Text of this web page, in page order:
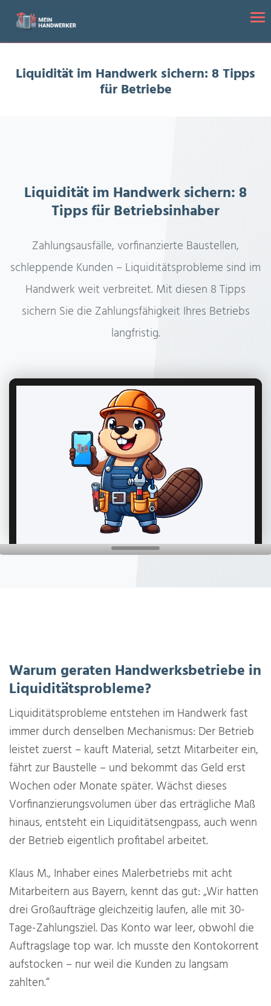
Startseite
Liquidität im Handwerk sichern: 8 Tipps
für Betriebe
Liquidität im Handwerk sichern: 8
Tipps für Betriebsinhaber
Zahlungsausfälle, vorfinanzierte Baustellen,
schleppende Kunden – Liquiditätsprobleme sind im
Handwerk weit verbreitet. Mit diesen 8 Tipps
sichern Sie die Zahlungsfähigkeit Ihres Betriebs
langfristig.
Warum geraten Handwerksbetriebe in
Liquiditätsprobleme?
Liquiditätsprobleme entstehen im Handwerk fast
immer durch denselben Mechanismus: Der Betrieb
leistet zuerst – kauft Material, setzt Mitarbeiter ein,
fährt zur Baustelle – und bekommt das Geld erst
Wochen oder Monate später. Wächst dieses
Vorfinanzierungsvolumen über das erträgliche Maß
hinaus, entsteht ein Liquiditätsengpass, auch wenn
der Betrieb eigentlich profitabel arbeitet.
Klaus M., Inhaber eines Malerbetriebs mit acht
Mitarbeitern aus Bayern, kennt das gut: „Wir hatten
drei Großaufträge gleichzeitig laufen, alle mit 30-
Tage-Zahlungsziel. Das Konto war leer, obwohl die
Auftragslage top war. Ich musste den Kontokorrent
aufstocken – nur weil die Kunden zu langsam
zahlten.“